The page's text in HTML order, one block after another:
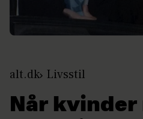
alt.dk Livsstil
Når